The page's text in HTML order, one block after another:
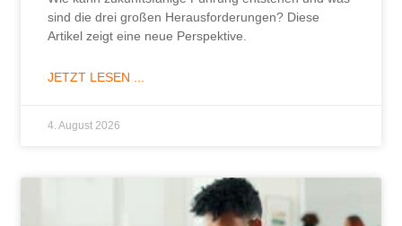
sind die drei großen Herausforderungen? Diese
Artikel zeigt eine neue Perspektive.
JETZT LESEN ...
4. August 2026